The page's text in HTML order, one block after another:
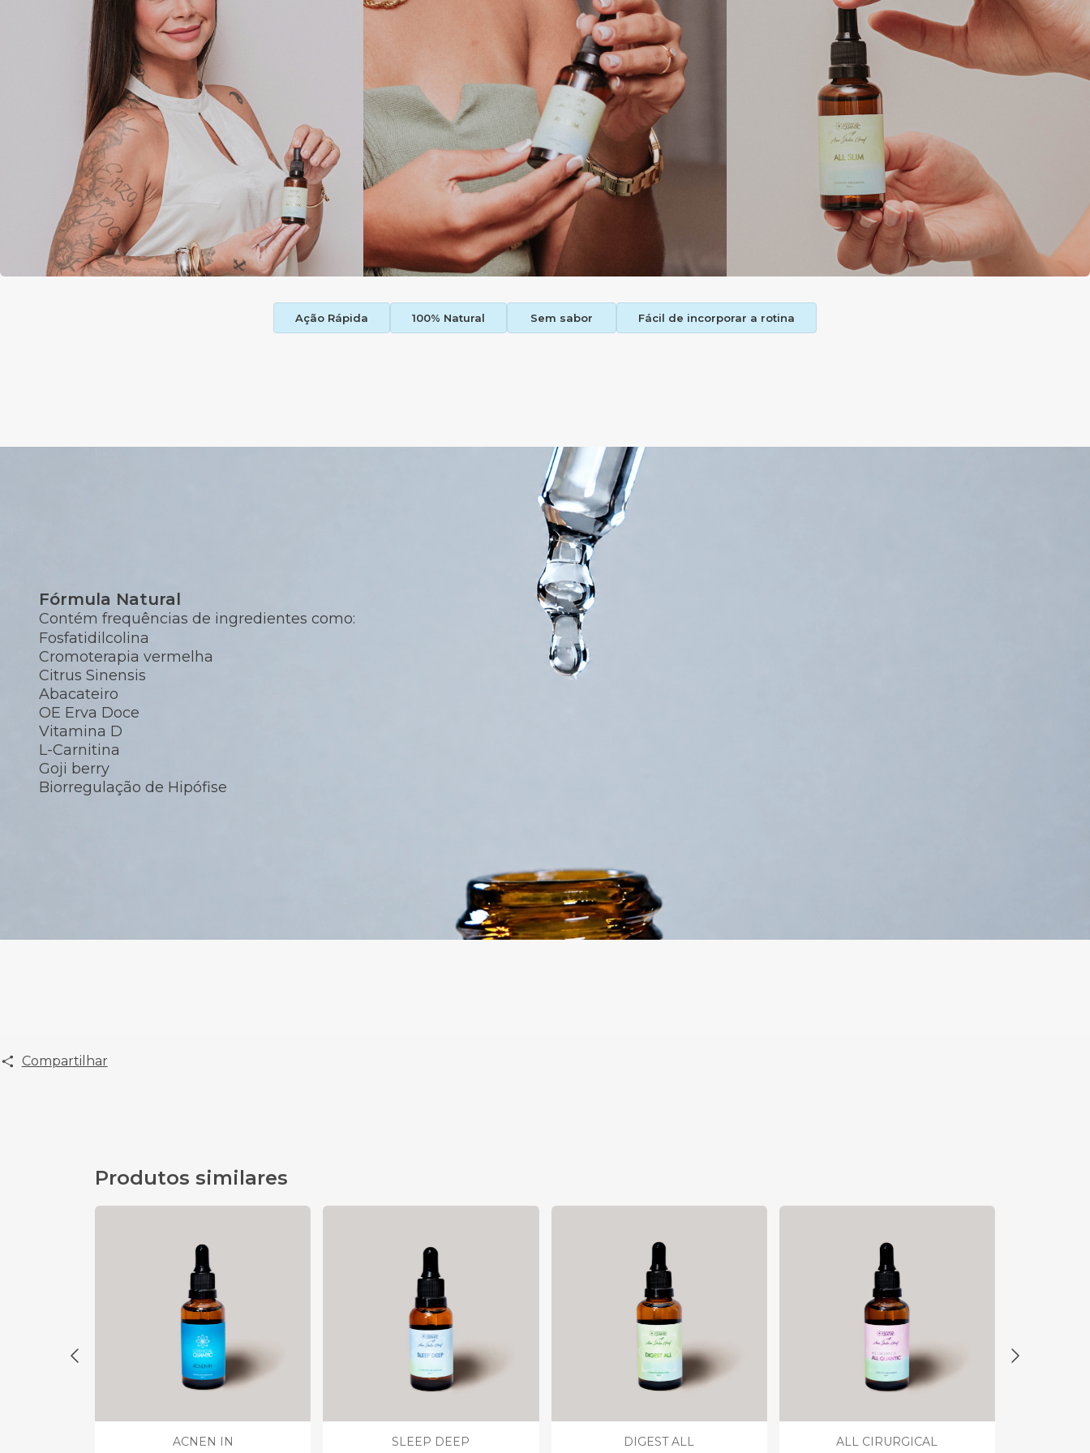
Ação Rápida 100% Natural Sem sabor Fácil de incorporar a rotina
Fórmula Natural
Contém frequências de ingredientes como:
Fosfatidilcolina
Cromoterapia vermelha
Citrus Sinensis
Abacateiro
OE Erva Doce
Vitamina D
L-Carnitina
Goji berry
Biorregulação de Hipófise
Compartilhar
Produtos similares
ACNEN IN SLEEP DEEP DIGEST ALL ALL CIRURGICAL